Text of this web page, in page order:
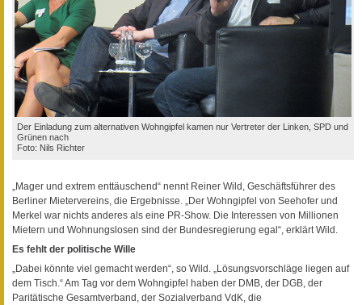
Der Einladung zum alternativen Wohngipfel kamen nur Vertreter der Linken, SPD und
Grünen nach
Foto: Nils Richter
„Mager und extrem enttäuschend“ nennt Reiner Wild, Geschäftsführer des
Berliner Mietervereins, die Ergebnisse. „Der Wohngipfel von Seehofer und
Merkel war nichts anderes als eine PR-Show. Die Interessen von Millionen
Mietern und Wohnungslosen sind der Bundesregierung egal“, erklärt Wild.
Es fehlt der politische Wille
„Dabei könnte viel gemacht werden“, so Wild. „Lösungsvorschläge liegen auf
dem Tisch.“ Am Tag vor dem Wohngipfel haben der DMB, der DGB, der
Paritätische Gesamtverband, der Sozialverband VdK, die